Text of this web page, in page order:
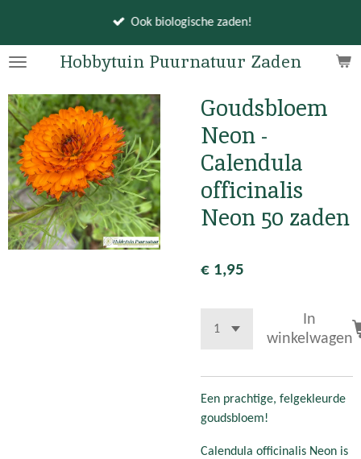
naar
hoofdinhoud
Hobbytuin Puurnatuur Zaden
Ook biologische zaden!
Goudsbloem
Neon -
Calendula
officinalis
Neon 50 zaden
€ 1,95
In
winkelwagen
Een prachtige, felgekleurde
goudsbloem!
Calendula officinalis Neon is